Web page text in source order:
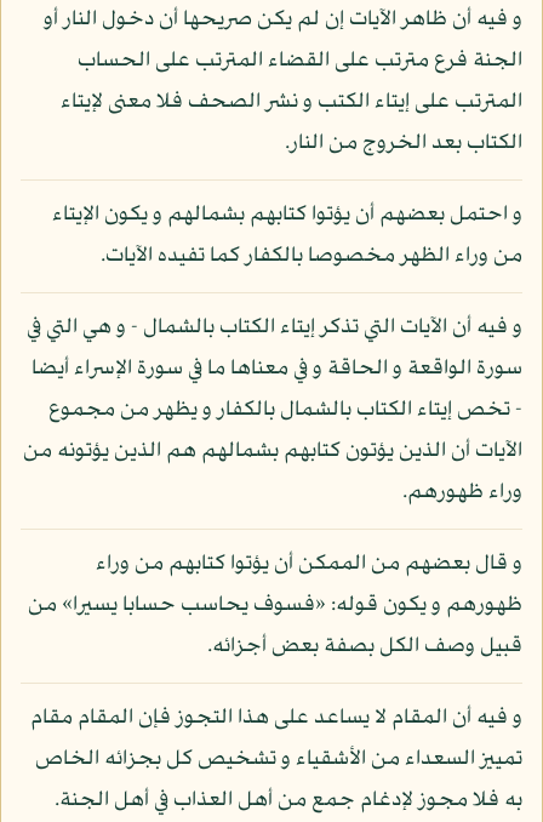
و فيه أن ظاهر الآيات إن لم يكن صريحها أن دخول النار أو
الجنة فرع مترتب على القضاء المترتب على الحساب
المترتب على إيتاء الكتب و نشر الصحف فلا معنى لإيتاء
الكتاب بعد الخروج من النار.
و احتمل بعضهم أن يؤتوا كتابهم بشمالهم و يكون الإيتاء
من وراء الظهر مخصوصا بالكفار كما تفيده الآيات.
و فيه أن الآيات التي تذكر إيتاء الكتاب بالشمال - و هي التي في
سورة الواقعة و الحاقة و في معناها ما في سورة الإسراء أيضا
- تخص إيتاء الكتاب بالشمال بالكفار و يظهر من مجموع
الآيات أن الذين يؤتون كتابهم بشمالهم هم الذين يؤتونه من
وراء ظهورهم.
و قال بعضهم من الممكن أن يؤتوا كتابهم من وراء
ظهورهم و يكون قوله: «فسوف يحاسب حسابا يسيرا» من
قبيل وصف الكل بصفة بعض أجزائه.
و فيه أن المقام لا يساعد على هذا التجوز فإن المقام مقام
تمييز السعداء من الأشقياء و تشخيص كل بجزائه الخاص
به فلا مجوز لإدغام جمع من أهل العذاب في أهل الجنة.